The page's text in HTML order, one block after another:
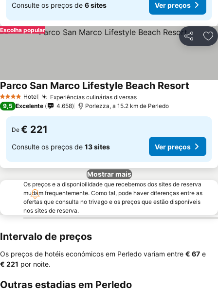
Consulte os preços de 6 sites Ver preços
Partilhar
Escolha popular
4 EstrelasHotel Experiências culinárias diversas
Parco San Marco Lifestyle Beach Resort
9,5 Excelente 4.658 Porlezza, a 15.2 km de Perledo
De € 221
Consulte os preços de 13 sites Ver preços
Mostrar mais
Os preços e a disponibilidade que recebemos dos sites de reserva
mudam frequentemente. Como tal, pode haver diferenças entre as
ofertas que consulta no trivago e os preços que estão disponíveis
nos sites de reserva.
Intervalo de preços
Os preços de hotéis económicos em Perledo variam entre ‎€ 67 e
‎€ 221 por noite.
Outras estadias em Perledo